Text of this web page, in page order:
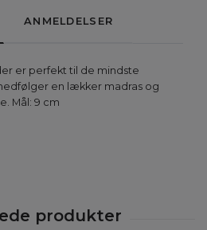
ANMELDELSER
er perfekt til de mindste
en lækker madras og
Mål: 9 cm